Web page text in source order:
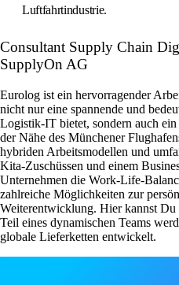
Luftfahrtindustrie.
Consultant Supply Chain
SupplyOn AG
Eurolog ist ein hervorragender
nicht nur eine spannende und
Logistik-IT bietet, sondern auch
der Nähe des Münchener
hybriden Arbeitsmodellen und
Kita-Zuschüssen und einem
Unternehmen die Work-Life-
zahlreiche Möglichkeiten zur
Weiterentwicklung. Hier kannst
Teil eines dynamischen Teams
globale Lieferketten entwickelt.